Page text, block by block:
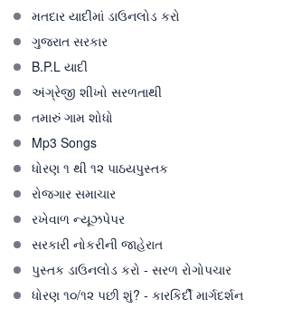
મતદાર યાદીમાં ડાઉનલોડ કરો
ગુજરાત સરકાર
B.P.L યાદી
અંગ્રેજી શીખો સરળતાથી
તમારું ગામ શોધો
Mp3 Songs
ધોરણ ૧ થી ૧૨ પાઠયપુસ્તક
રોજગાર સમાચાર
રખેવાળ ન્યૂઝપેપર
સરકારી નોકરીની જાહેરાત
પુસ્તક ડાઉનલોડ કરો - સરળ રોગોપચાર
ધોરણ ૧૦/૧૨ પછી શું? - કારકિર્દી માર્ગદર્શન